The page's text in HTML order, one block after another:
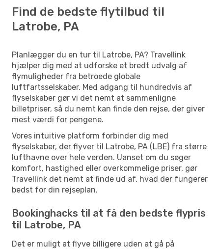
Find de bedste flytilbud til
Latrobe, PA
Planlægger du en tur til Latrobe, PA? Travellink
hjælper dig med at udforske et bredt udvalg af
flymuligheder fra betroede globale
luftfartsselskaber. Med adgang til hundredvis af
flyselskaber gør vi det nemt at sammenligne
billetpriser, så du nemt kan finde den rejse, der giver
mest værdi for pengene.
Vores intuitive platform forbinder dig med
flyselskaber, der flyver til Latrobe, PA (LBE) fra større
lufthavne over hele verden. Uanset om du søger
komfort, hastighed eller overkommelige priser, gør
Travellink det nemt at finde ud af, hvad der fungerer
bedst for din rejseplan.
Bookinghacks til at få den bedste flypris
til Latrobe, PA
Det er muligt at flyve billigere uden at gå på